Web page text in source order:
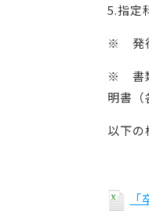
5.指定
※ 発行
※ 書類
明書（
以下の